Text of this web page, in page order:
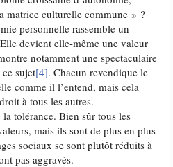
matrice culturelle commune » ?
personnelle rassemble un
devient elle-même une valeur
notamment une spectaculaire
sujet[4]. Chacun revendique le
comme il l’entend, mais cela
à tous les autres.
tolérance. Bien sûr tous les
mais ils sont de plus en plus
sociaux se sont plutôt réduits à
pas aggravés.